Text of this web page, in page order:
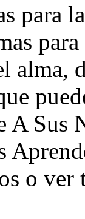
para
alma,
A Sus
o